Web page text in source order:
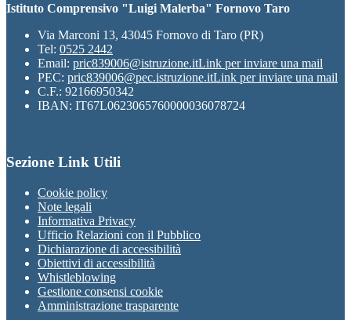
Istituto Comprensivo "Luigi Malerba" Fornovo Taro
Via Marconi 13, 43045 Fornovo di Taro (PR)
Tel: 0525 2442
Email: pric839006@istruzione.itLink per inviare una mail
PEC: pric839006@pec.istruzione.itLink per inviare una mail
C.F.: 92166950342
IBAN: IT67L0623065760000036078724
Sezione Link Utili
Cookie policy
Note legali
Informativa Privacy
Ufficio Relazioni con il Pubblico
Dichiarazione di accessibilità
Obiettivi di accessibilità
Whistleblowing
Gestione consensi cookie
Amministrazione trasparente